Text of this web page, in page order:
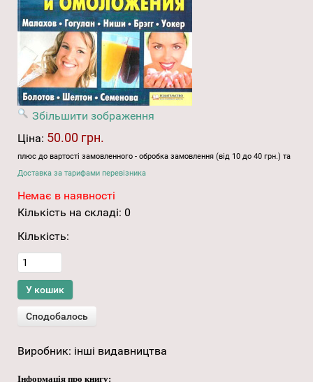
Збільшити зображення
Ціна: 50.00 грн.
плюс до вартості замовленного - обробка замовлення (від 10 до 40 грн.) та
Доставка за тарифами перевізника
Немає в наявності
Кількість на складі: 0
Кількість:
Виробник: інші видавництва
Інформація про книгу: